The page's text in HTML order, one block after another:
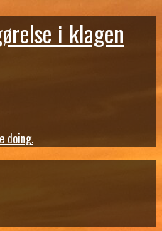
i klagen
doing.